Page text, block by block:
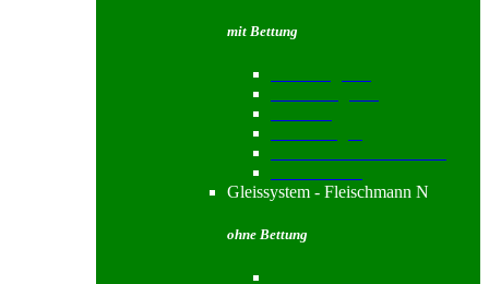
mit Bettung
Gleissystem - Fleischmann N
ohne Bettung